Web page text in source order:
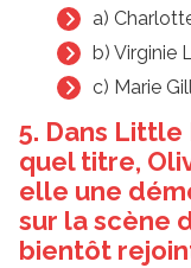
a)
b) Virginie
c) Marie
5. Dans Little
quel titre,
elle une
sur la scène
bientôt